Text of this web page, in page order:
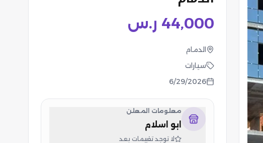
44,000 ر.س
الدمام
سيارات
6/29/2026
معلومات المعلن
ابو اسلام
لا توجد تقييمات بعد